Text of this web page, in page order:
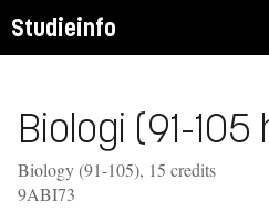
Studieinfo
Biologi (91-105
Biology (91-105), 15 credits
9ABI73